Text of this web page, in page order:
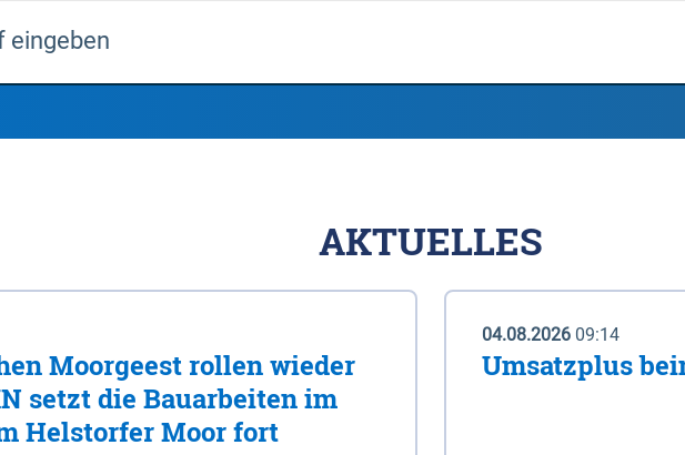
AKTUELLES
Moorgeest rollen wieder
setzt die Bauarbeiten im
Helstorfer Moor fort
04.08.2026 09:14
Umsatzplus